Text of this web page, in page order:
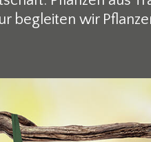
begleiten wir